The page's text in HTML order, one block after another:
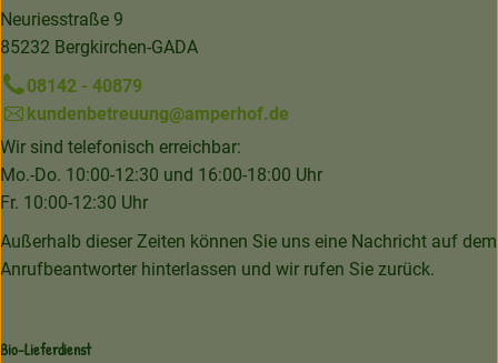
Neuriesstraße 9
85232 Bergkirchen-GADA
08142 - 40879
kundenbetreuung@amperhof.de
Wir sind telefonisch erreichbar:
Mo.-Do. 10:00-12:30 und 16:00-18:00 Uhr
Fr. 10:00-12:30 Uhr
Außerhalb dieser Zeiten können Sie uns eine Nachricht auf dem
Anrufbeantworter hinterlassen und wir rufen Sie zurück.
Bio-Lieferdienst